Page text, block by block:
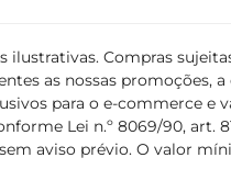
Compras
as nossas promoções,
para o e-commerce e
Lei n.º 8069/90, art.
aviso prévio. O valor